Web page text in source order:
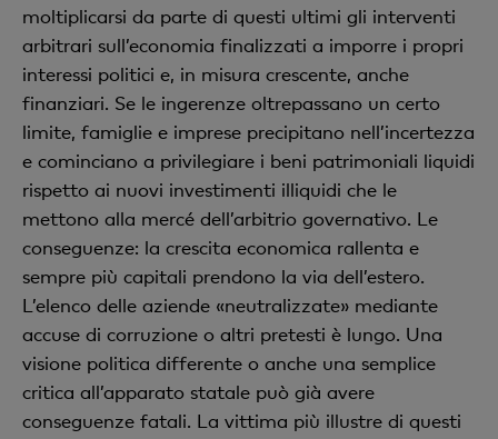
moltiplicarsi da parte di questi ultimi gli interventi
arbitrari sull’economia finalizzati a imporre i propri
interessi politici e, in misura crescente, anche
finanziari. Se le ingerenze oltrepassano un certo
limite, famiglie e imprese precipitano nell’incertezza
e cominciano a privilegiare i beni patrimoniali liquidi
rispetto ai nuovi investimenti illiquidi che le
mettono alla mercé dell’arbitrio governativo. Le
conseguenze: la crescita economica rallenta e
sempre più capitali prendono la via dell’estero.
L’elenco delle aziende «neutralizzate» mediante
accuse di corruzione o altri pretesti è lungo. Una
visione politica differente o anche una semplice
critica all’apparato statale può già avere
conseguenze fatali. La vittima più illustre di questi